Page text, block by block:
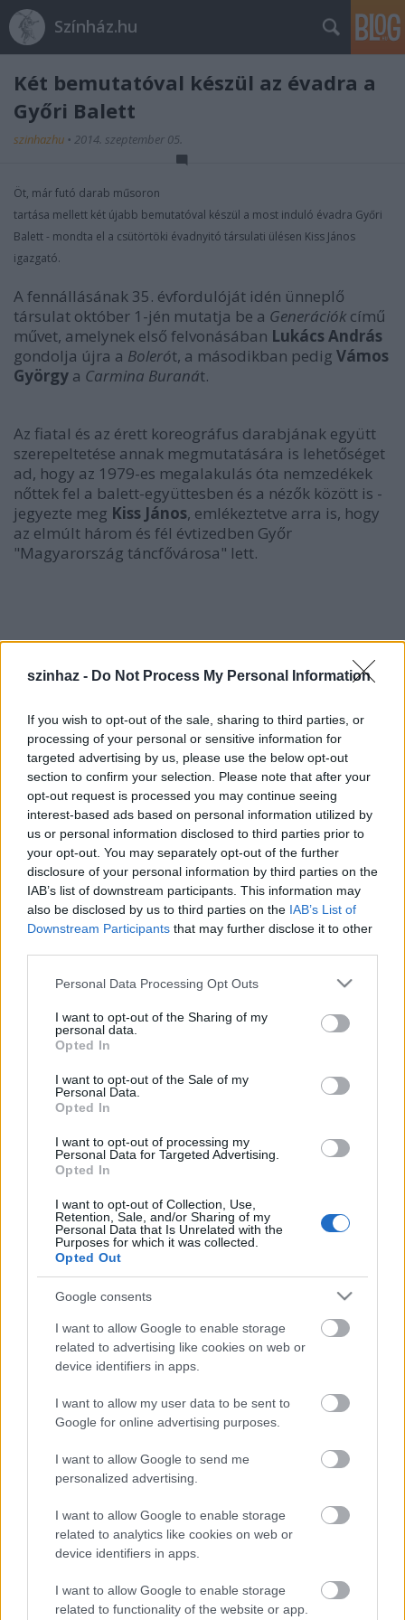
szinhaz - Do Not Process My Personal Information
If you wish to opt-out of the sale, sharing to third parties, or
processing of your personal or sensitive information for
targeted advertising by us, please use the below opt-out
section to confirm your selection. Please note that after your
opt-out request is processed you may continue seeing
interest-based ads based on personal information utilized by
us or personal information disclosed to third parties prior to
your opt-out. You may separately opt-out of the further
disclosure of your personal information by third parties on the
IAB’s list of downstream participants. This information may
also be disclosed by us to third parties on the IAB’s List of
Downstream Participants that may further disclose it to other
Please note that this website/app uses one or more Google
not limited to your visit or usage behaviour. You may click to
grant or deny consent to Google and its third-party tags to
use your data for below specified purposes in below Google
consent section.
Personal Data Processing Opt Outs
I want to opt-out of the Sharing of my
personal data.
Opted In
I want to opt-out of the Sale of my
Personal Data.
Opted In
I want to opt-out of processing my
Personal Data for Targeted Advertising.
Opted In
I want to opt-out of Collection, Use,
Retention, Sale, and/or Sharing of my
Personal Data that Is Unrelated with the
Purposes for which it was collected.
Opted Out
Google consents
I want to allow Google to enable storage
related to advertising like cookies on web or
device identifiers in apps.
I want to allow my user data to be sent to
Google for online advertising purposes.
I want to allow Google to send me
personalized advertising.
I want to allow Google to enable storage
related to analytics like cookies on web or
device identifiers in apps.
I want to allow Google to enable storage
related to functionality of the website or app.
Színház.hu
Két bemutatóval készül az évadra a
Győri Balett
szinhazhu • 2014. szeptember 05.
Öt, már futó darab műsoron
tartása mellett két újabb bemutatóval készül a most induló évadra Győri
Balett - mondta el a csütörtöki évadnyitó társulati ülésen Kiss János
igazgató.
A fennállásának 35. évfordulóját idén ünneplő
társulat október 1-jén mutatja be a Generációk című
művet, amelynek első felvonásában Lukács András
gondolja újra a Bolerót, a másodikban pedig Vámos
György a Carmina Buranát.
Az fiatal és az érett koreográfus darabjának együtt
szerepeltetése annak megmutatására is lehetőséget
ad, hogy az 1979-es megalakulás óta nemzedékek
nőttek fel a balett-együttesben és a nézők között is -
jegyezte meg Kiss János, emlékeztetve arra is, hogy
az elmúlt három és fél évtizedben Győr
"Magyarország táncfővárosa" lett.
Fotó: Fehér Alexa
Emellett a világhírű spanyol koreográfus,Cayetano
alkotása kerül műsorra, amelyről egyelőre
annyit árult el a társulat vezetője, hogy izgalmas, a
mai kor problémáit boncolgató darab lesz.
Az igazgató szólt arról is: augusztus 21-én
elkezdődtek a tavalyinál is keményebbnek ígért évad
próbái. A társulat első bemutatkozása a hétvégén
lesz, amikor - a Győri Nemzeti Színház nyílt napjához
kapcsolódva - a belvárosban tartandó operagála
részeként elevenítik fel
Kiss Jánosannak fontosságát hangsúlyozva, hogy
minden gyerek évente legalább egyszer jusson el
színházba és ott a tánc műfajával is találkozzon,
kiemelte: idei repertoárjukban is helyet kapott a
győri vaskakas legendáját bemutató, ezzel a tánc
nyelvén a város történetét megidéző darab, amely a
felnövekvő nemzedékeket célozza meg.
Az igazgató az MTI-nek arról is beszélt: a következő
hónapokban osztrák, dán, német, olasz és svájci
turné, november végén oroszországi előadás vár a
társulatra, amely Pécsen is bemutatkozik, valamint
Budapesten, az Erkel Színházban és a Művészetek
Palotájában is fellép.
Forrás: MTI